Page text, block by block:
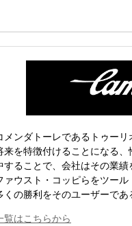
ンダトーレであるトゥー
を特徴付けることになる
ることで、会社はその業
ウスト・コッピらをツー
の勝利をそのユーザーで
はこちらから